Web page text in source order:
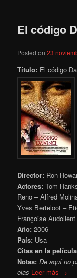
El código
Posted on23
Título: El código
Director: Ron
Actores: Tom
Reno – Alfred
Yves Berteloot –
Françoise Audollent
Año: 2006
País: Usa
Citas en la
Notas:De aquí no
olas Leer más →